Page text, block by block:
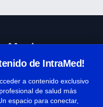
de IntraMed!
a contenido exclusivo
de salud más
espacio para conectar,